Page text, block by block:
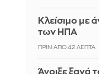
Κλείσιμο με
των ΗΠΑ
ΠΡΙΝ ΑΠΌ 42 ΛΕΠΤΆ
Άνοιξε ξανά